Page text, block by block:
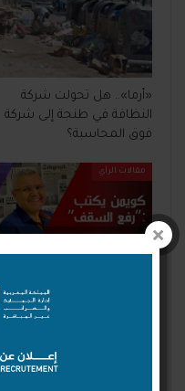
«أرما».. هل تحولت شركة
النظافة في طنجة إلى شركة
فوق المحاسبة؟
مقالات الرأي